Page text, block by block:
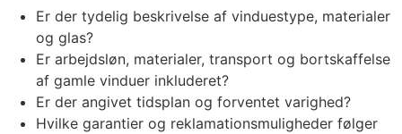
Er der tydelig beskrivelse af vinduestype, materialer
og glas?
Er arbejdsløn, materialer, transport og bortskaffelse
af gamle vinduer inkluderet?
Er der angivet tidsplan og forventet varighed?
Hvilke garantier og reklamationsmuligheder følger